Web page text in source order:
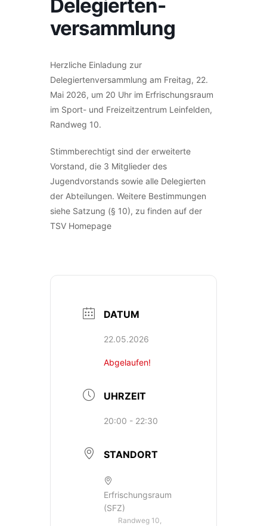
Delegierten-
versammlung
Herzliche Einladung zur
Delegiertenversammlung am Freitag, 22.
Mai 2026, um 20 Uhr im Erfrischungsraum
im Sport- und Freizeitzentrum Leinfelden,
Randweg 10.
Stimmberechtigt sind der erweiterte
Vorstand, die 3 Mitglieder des
Jugendvorstands sowie alle Delegierten
der Abteilungen. Weitere Bestimmungen
siehe Satzung (§ 10), zu finden auf der
TSV Homepage
DATUM
22.05.2026
Abgelaufen!
UHRZEIT
20:00 - 22:30
STANDORT
Erfrischungsraum
(SFZ)
Randweg 10,